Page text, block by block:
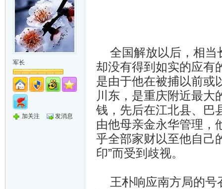
军长
加关注 发消息
全国解放以后，相当
却没有得到如实的应有
是由于他在被捕以前或
川东，是重庆附近最大
钱，先后在江北县、巴
由他母亲金永华管理，
乎全部家财以至他自己
印”而受到歧视。
王朴响应南方局的号